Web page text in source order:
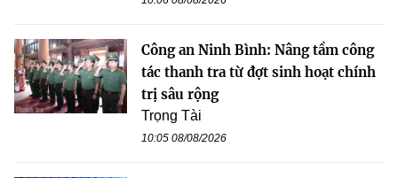
Công an Ninh Bình: Nâng tầm công
tác thanh tra từ đợt sinh hoạt chính
trị sâu rộng
Trọng Tài
10:05 08/08/2026